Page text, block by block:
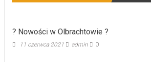
? Nowości w Olbrachtowie ?
11 czerwca 2021 admin 0